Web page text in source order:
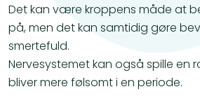
Det kan være kroppens måde at
på, men det kan samtidig gøre
smertefuld.
Nervesystemet kan også spille en
bliver mere følsomt i en periode.